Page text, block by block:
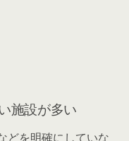
施設が多い
どを明確にしていな